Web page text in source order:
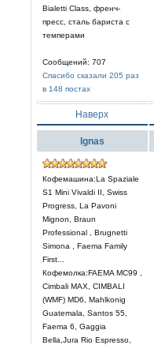
Bialetti Class, френч-
пресс, сталь бариста с
темперами
Сообщений: 707
Спасибо сказали 205 раз
в 148 постах
Наверх
Ignas
Кофемашина:La Spaziale
S1 Mini Vivaldi II, Swiss
Progress, La Pavoni
Mignon, Braun
Professional , Brugnetti
Simona , Faema Family
First...
Кофемолка:FAEMA MC99 ,
Cimbali MAX, CIMBALI
(WMF) MD6, Mahlkonig
Guatemala, Santos 55,
Faema 6, Gaggia
Bella,Jura Rio Espresso,